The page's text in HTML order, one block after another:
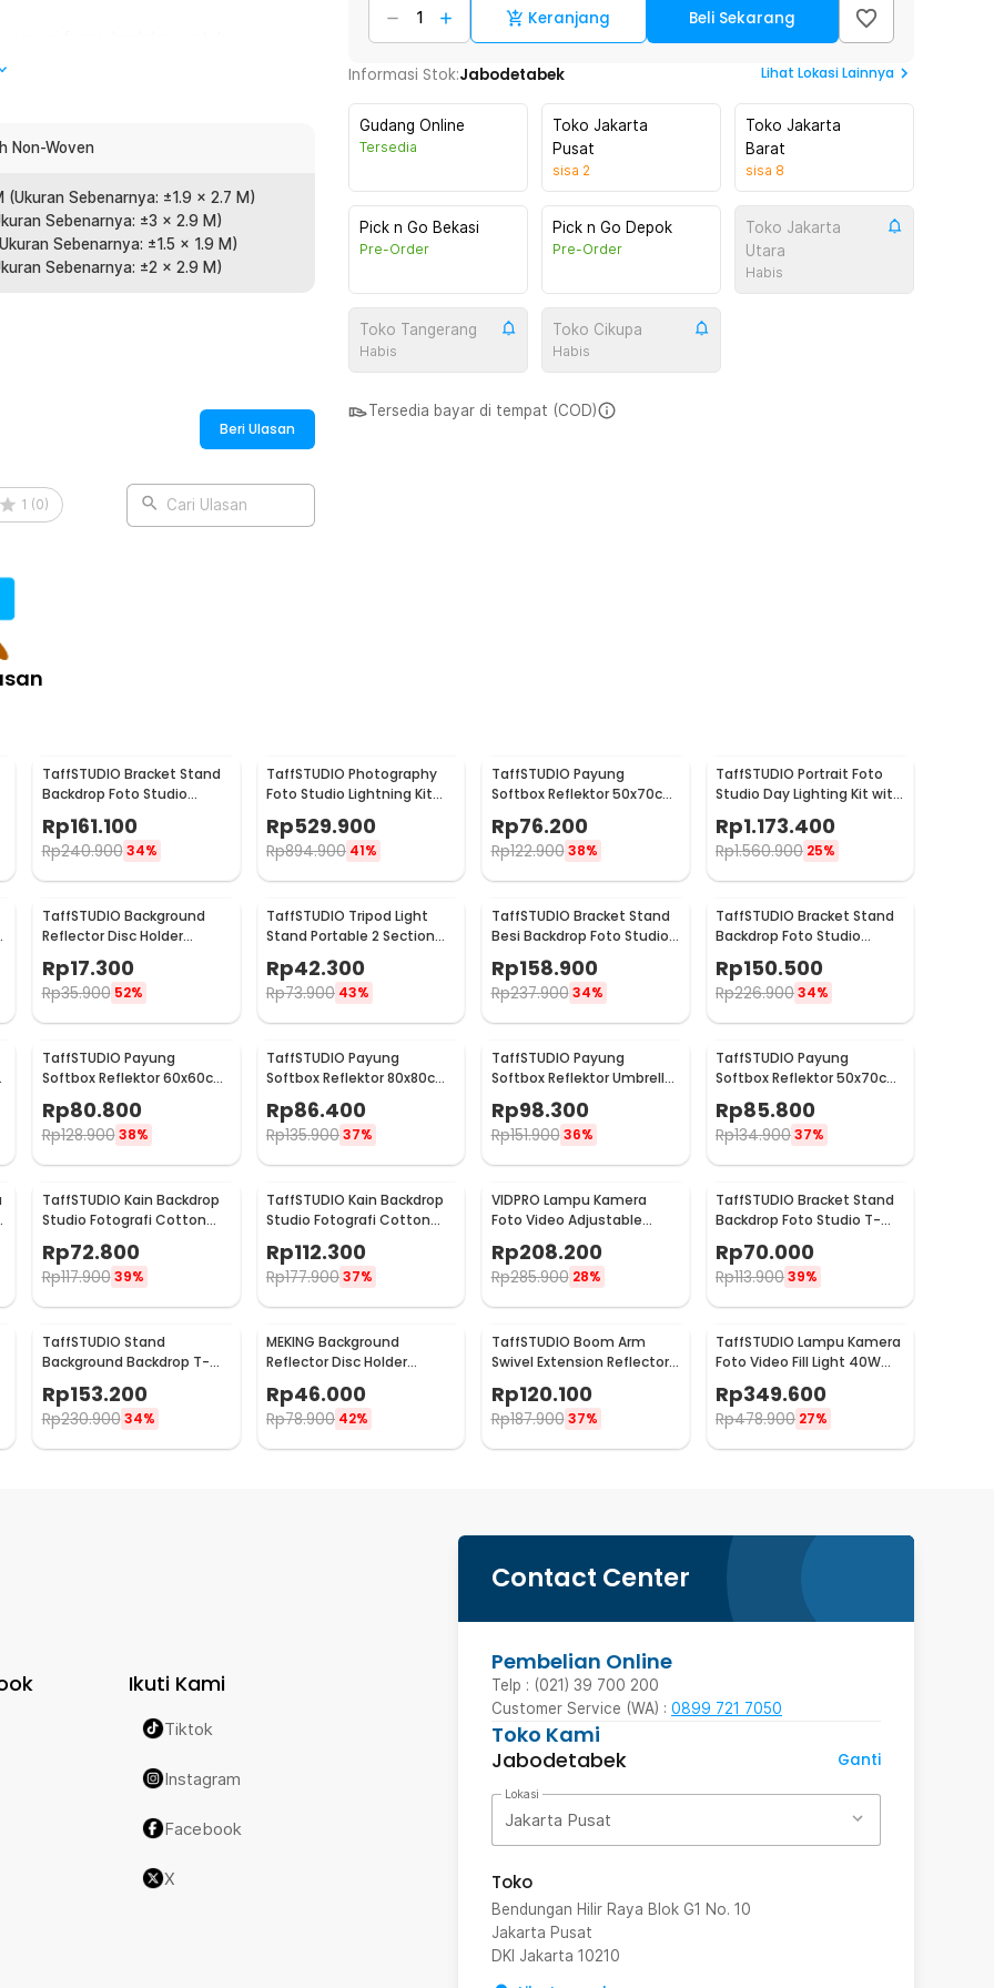
proses editing, seperti mengganti latar
lemas, dan ringan, membuat kain
kain backdrop ini juga mudah
ruang. Kain juga bisa disetrika
siap digunakan. Terdapat jahitan di
arti berbeda. Itulah mengapa kain
warna, Anda juga bisa memilih
Textile Muslin Cloth - B29
Non-Woven
Sebenarnya: ±1.9 x 2.7 M)
Sebenarnya: ±3 x 2.9 M)
Sebenarnya: ±1.5 x 1.9 M)
Sebenarnya: ±2 x 2.9 M)
Beri Ulasan
1 (0) Cari Ulasan
Keranjang Beli Sekarang
Informasi Stok:Jabodetabek Lihat Lokasi Lainnya
Gudang Online
Tersedia
Toko Jakarta
Pusat
sisa 2
Toko Jakarta
Barat
sisa 8
Pick n Go Bekasi
Pre-Order
Pick n Go Depok
Pre-Order
Toko Jakarta
Utara
Habis
Toko Tangerang
Habis
Toko Cikupa
Habis
Tersedia bayar di tempat (COD)
TaffSTUDIO Bracket Stand
Backdrop Foto Studio
190x300cm - BS-300
Rp161.100
Rp240.900 34%
TaffSTUDIO Photography
Foto Studio Lightning Kit
Rp529.900
Rp894.900 41%
TaffSTUDIO Payung
Softbox Reflektor 50x70cm
E27 Single Socket - CL-
RT50
Rp76.200
Rp122.900 38%
TaffSTUDIO Portrait Foto
Studio Day Lighting Kit with
Backdrop - LD-TZ25
Rp1.173.400
Rp1.560.900 25%
TaffSTUDIO Background
Reflector Disc Holder
Clamp Klip Reflektor -
QM3622
Rp17.300
Rp35.900 52%
TaffSTUDIO Tripod Light
Stand Portable 2 Section
150cm - TB-037
Rp42.300
Rp73.900 43%
TaffSTUDIO Bracket Stand
Besi Backdrop Foto Studio
200x200cm - DD-110
Rp158.900
Rp237.900 34%
TaffSTUDIO Bracket Stand
Backdrop Foto Studio
Rp150.500
Rp226.90034%
TaffSTUDIO Payung
Softbox Reflektor 60x60cm
E27 Single Socket - LD-
TZ206
Rp80.800
Rp128.900 38%
TaffSTUDIO Payung
Softbox Reflektor 80x80cm
E27 Single Socket - LD-
TZ206
Rp86.400
Rp135.90037%
TaffSTUDIO Payung
Softbox Reflektor Umbrella
60x90cm E27 Single Socket
- LD-TZ206
Rp98.300
Rp151.900 36%
TaffSTUDIO Payung
Softbox Reflektor 50x70cm
Flash Mount - CY50
Rp85.800
Rp134.90037%
TaffSTUDIO Kain Backdrop
Studio Fotografi Cotton
Textile Muslin Cloth
190x280cm - B29
Rp72.800
Rp117.900 39%
TaffSTUDIO Kain Backdrop
Studio Fotografi Cotton
Textile Muslin Cloth
300x300cm - B29
Rp112.300
Rp177.90037%
VIDPRO Lampu Kamera
Foto Video Adjustable
Studio Light Kit 416 LED 30W
- LED-416
Rp208.200
Rp285.900 28%
TaffSTUDIO Bracket Stand
Backdrop Foto Studio T-
- M138
Rp70.000
Rp113.90039%
TaffSTUDIO Stand
Background Backdrop T-
Shape 4 Clamp
200x260cm - M139
Rp153.200
Rp230.900 34%
MEKING Background
Reflector Disc Holder
Bracket Clamp Klip
Backdrop - QM3400
Rp46.000
Rp78.900 42%
TaffSTUDIO Boom Arm
Swivel Extension Reflector
Rp120.100
Rp187.900 37%
TaffSTUDIO Lampu Kamera
Foto Video Fill Light 40W
600 LED - U600+
Rp349.600
Rp478.900 27%
Contact Center
Pembelian Online
Telp : (021) 39 700 200
Customer Service (WA) : 0899 721 7050
Toko Kami
Jabodetabek
Ganti
Lokasi
Jakarta Pusat
Toko
Bendungan Hilir Raya Blok G1 No. 10
Jakarta Pusat
DKI Jakarta 10210
Ikuti Kami
Tiktok
Instagram
Facebook
X